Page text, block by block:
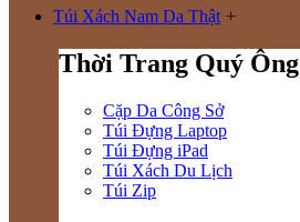
Túi Xách Nam Da Thật +
Thời Trang Quý Ông
Cặp Da Công Sở
Túi Đựng Laptop
Túi Đựng iPad
Túi Xách Du Lịch
Túi Zip